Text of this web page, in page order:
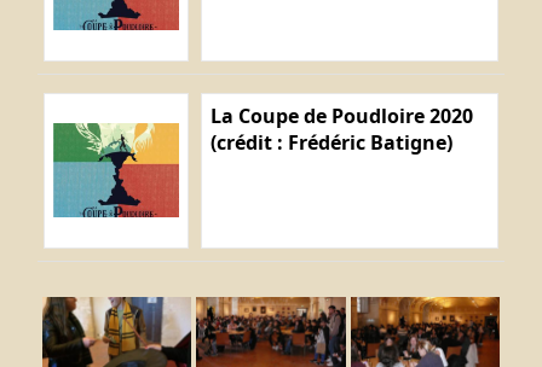
La Coupe de Poudloire 2020
(crédit : Frédéric Batigne)